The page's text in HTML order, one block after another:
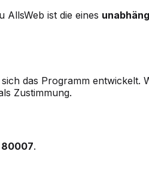
AllsWeb ist die eines
das Programm entwickelt.
Zustimmung.
80007.